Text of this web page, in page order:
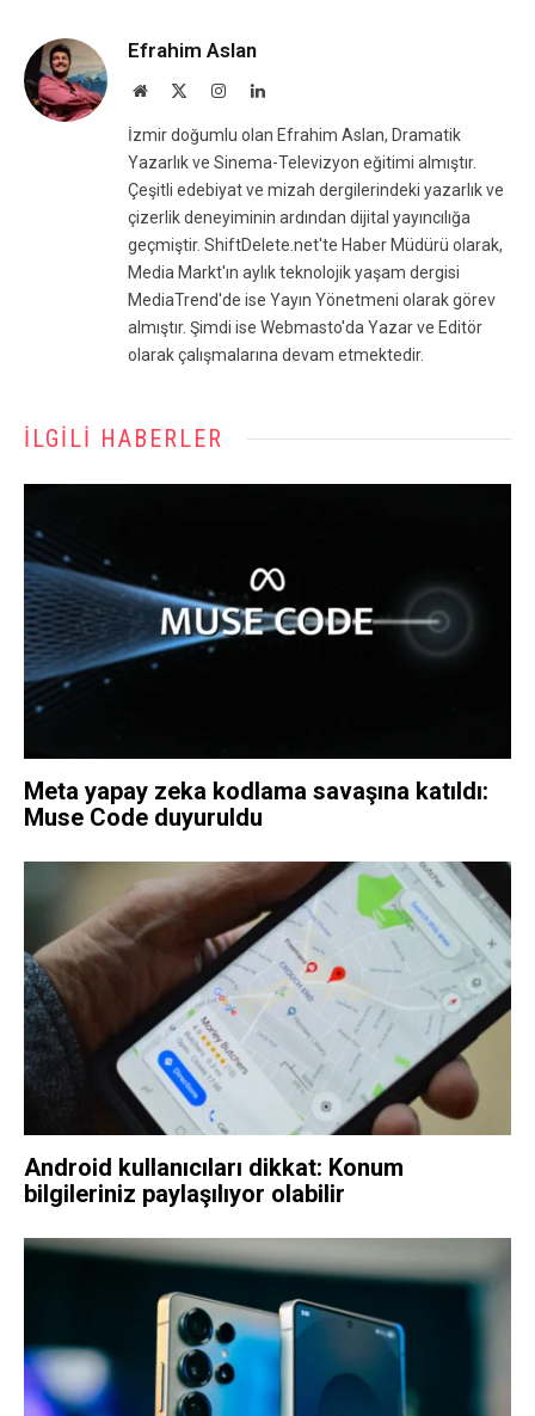
Efrahim Aslan
Website InstagramLinkedIn
İzmir doğumlu olan Efrahim Aslan, Dramatik
Yazarlık ve Sinema-Televizyon eğitimi almıştır.
Çeşitli edebiyat ve mizah dergilerindeki yazarlık ve
çizerlik deneyiminin ardından dijital yayıncılığa
geçmiştir. ShiftDelete.net'te Haber Müdürü olarak,
Media Markt'ın aylık teknolojik yaşam dergisi
MediaTrend'de ise Yayın Yönetmeni olarak görev
almıştır. Şimdi ise Webmasto'da Yazar ve Editör
olarak çalışmalarına devam etmektedir.
İLGILI HABERLER
Meta yapay zeka kodlama savaşına katıldı:
Muse Code duyuruldu
Android kullanıcıları dikkat: Konum
bilgileriniz paylaşılıyor olabilir